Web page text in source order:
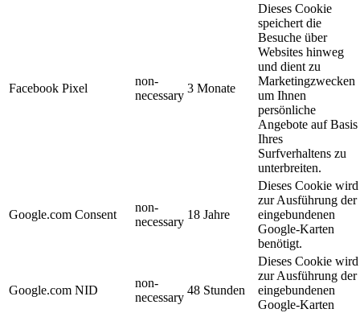
Facebook Pixel
non-
necessary
3 Monate
Dieses Cookie
speichert die
Besuche über
Websites hinweg
und dient zu
Marketingzwecken
um Ihnen
persönliche
Angebote auf Basis
Ihres
Surfverhaltens zu
unterbreiten.
Google.com Consent
non-
necessary
18 Jahre
Dieses Cookie wird
zur Ausführung der
eingebundenen
Google-Karten
benötigt.
Google.com NID
non-
necessary
48 Stunden
Dieses Cookie wird
zur Ausführung der
eingebundenen
Google-Karten